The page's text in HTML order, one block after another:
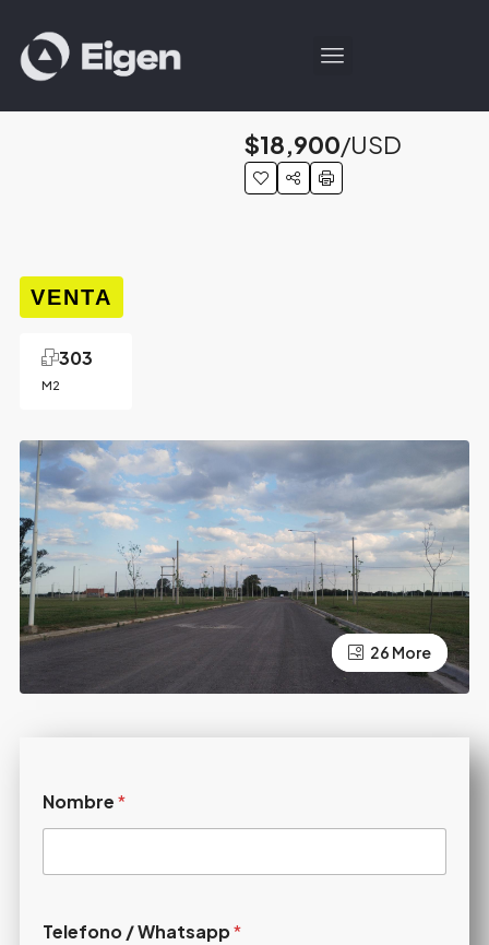
VENTA
M2
303
$18,900/USD
22 More
26 More
Nombre*
Telefono / Whatsapp*